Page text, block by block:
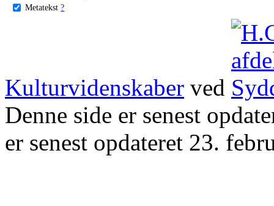
Metatekst ?
Kulturvidenskaber ved
Denne side er senest
er senest opdateret 23.